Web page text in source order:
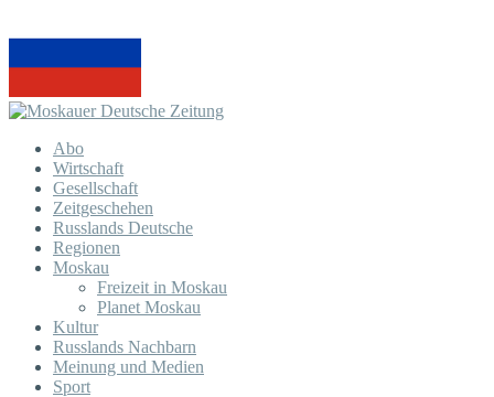
Abo
Wirtschaft
Gesellschaft
Zeitgeschehen
Russlands Deutsche
Regionen
Moskau
Freizeit in Moskau
Planet Moskau
Kultur
Russlands Nachbarn
Meinung und Medien
Sport